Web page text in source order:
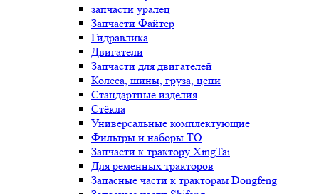
запчасти уралец
Запчасти Файтер
Гидравлика
Двигатели
Запчасти для двигателей
Колёса, шины, груза, цепи
Стандартные изделия
Стёкла
Универсальные комплектующие
Фильтры и наборы ТО
Запчасти к трактору XingTai
Для ременных тракторов
Запасные части к тракторам Dongfeng